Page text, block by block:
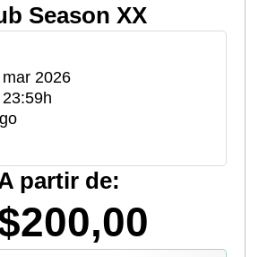
Season XX
mar 2026
23:59h
partir de: